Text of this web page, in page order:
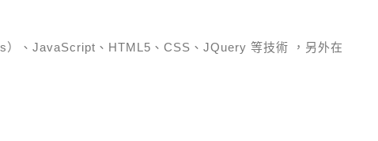
、JavaScript、HTML5、CSS、JQuery 等技術
，另外在